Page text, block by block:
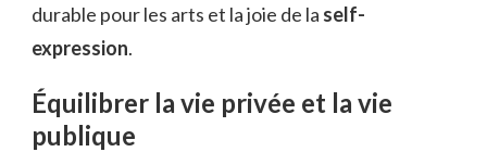
durable pour les arts et la joie de la self-
expression.
Équilibrer la vie privée et la vie
publique